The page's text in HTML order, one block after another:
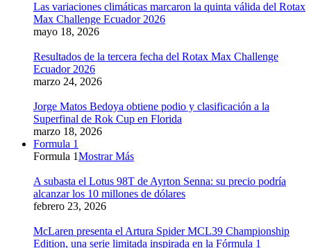
Las variaciones climáticas marcaron la quinta válida del Rotax
Max Challenge Ecuador 2026
mayo 18, 2026
Resultados de la tercera fecha del Rotax Max Challenge
Ecuador 2026
marzo 24, 2026
Jorge Matos Bedoya obtiene podio y clasificación a la
Superfinal de Rok Cup en Florida
marzo 18, 2026
Formula 1
Formula 1Mostrar Más
A subasta el Lotus 98T de Ayrton Senna: su precio podría
alcanzar los 10 millones de dólares
febrero 23, 2026
McLaren presenta el Artura Spider MCL39 Championship
Edition, una serie limitada inspirada en la Fórmula 1